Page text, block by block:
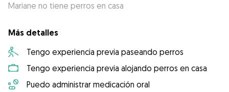
Mariane no tiene perros en casa
Más detalles
Tengo experiencia previa paseando perros
Tengo experiencia previa alojando perros en casa
Puedo administrar medicación oral